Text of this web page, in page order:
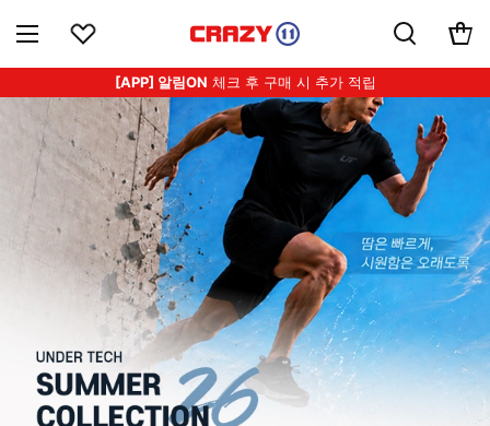
[APP] 알림ON 체크 후 구매 시 추가 적립